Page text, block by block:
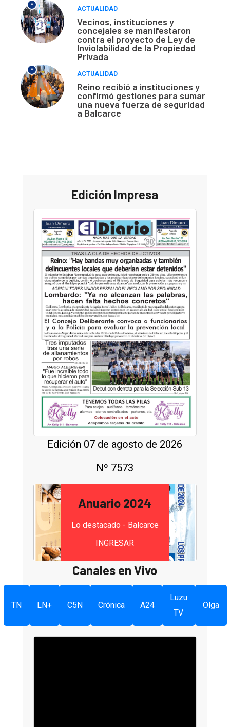
*
ACTUALIDAD
Vecinos, instituciones y
concejales se manifestaron
contra el proyecto de Ley de
Inviolabilidad de la Propiedad
Privada
*
ACTUALIDAD
Reino recibió a instituciones y
confirmó gestiones para sumar
una nueva fuerza de seguridad
a Balcarce
Edición Impresa
Edición 07 de agosto de 2026
Nº 7573
Anuario 2024
Lo destacado - Balcarce
INGRESAR
Canales en Vivo
TN LN+ C5N Crónica A24
Luzu
TV
Olga